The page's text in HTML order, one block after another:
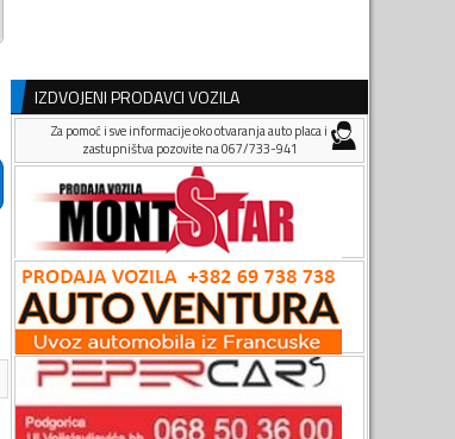
IZDVOJENI PRODAVCI VOZILA
Za pomoć i sve informacije oko otvaranja auto placa i
zastupništva pozovite na 067/733-941